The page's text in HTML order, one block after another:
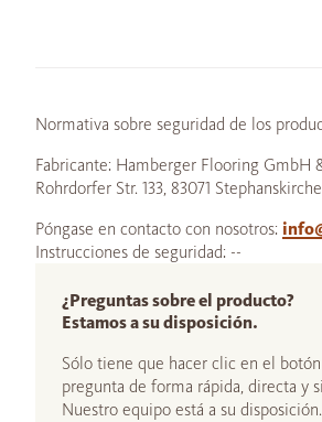
Normativa sobre seguridad de los
Fabricante: Hamberger Flooring GmbH
Rohrdorfer Str. 133, 83071
Póngase en contacto con nosotros:
Instrucciones de seguridad: --
¿Preguntas sobre el producto?
Estamos a su disposición.
Sólo tiene que hacer clic en el
pregunta de forma rápida, directa y
Nuestro equipo está a su disposición.